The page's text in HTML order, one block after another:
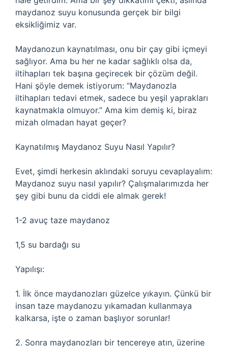
maydanoz suyu konusunda gerçek bir bilgi
eksikliğimiz var.
Maydanozun kaynatılması, onu bir çay gibi içmeyi
sağlıyor. Ama bu her ne kadar sağlıklı olsa da,
iltihapları tek başına geçirecek bir çözüm değil.
Hani şöyle demek istiyorum: “Maydanozla
iltihapları tedavi etmek, sadece bu yeşil yaprakları
kaynatmakla olmuyor.” Ama kim demiş ki, biraz
mizah olmadan hayat geçer?
Kaynatılmış Maydanoz Suyu Nasıl Yapılır?
Evet, şimdi herkesin aklındaki soruyu cevaplayalım:
Maydanoz suyu nasıl yapılır? Çalışmalarımızda her
şey gibi bunu da ciddi ele almak gerek!
1-2 avuç taze maydanoz
1,5 su bardağı su
Yapılışı:
1. İlk önce maydanozları güzelce yıkayın. Çünkü bir
insan taze maydanozu yıkamadan kullanmaya
kalkarsa, işte o zaman başlıyor sorunlar!
2. Sonra maydanozları bir tencereye atın, üzerine